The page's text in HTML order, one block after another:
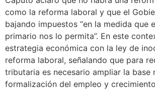
como la reforma laboral y que el
bajando impuestos “en la medida que
primario nos lo permita”. En este
estrategia económica con la ley de
reforma laboral, señalando que para
tributaria es necesario ampliar la base
formalización del empleo y